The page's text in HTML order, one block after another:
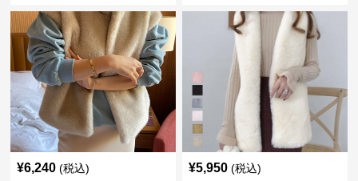
¥6,240 (税込) ¥5,950 (税込)